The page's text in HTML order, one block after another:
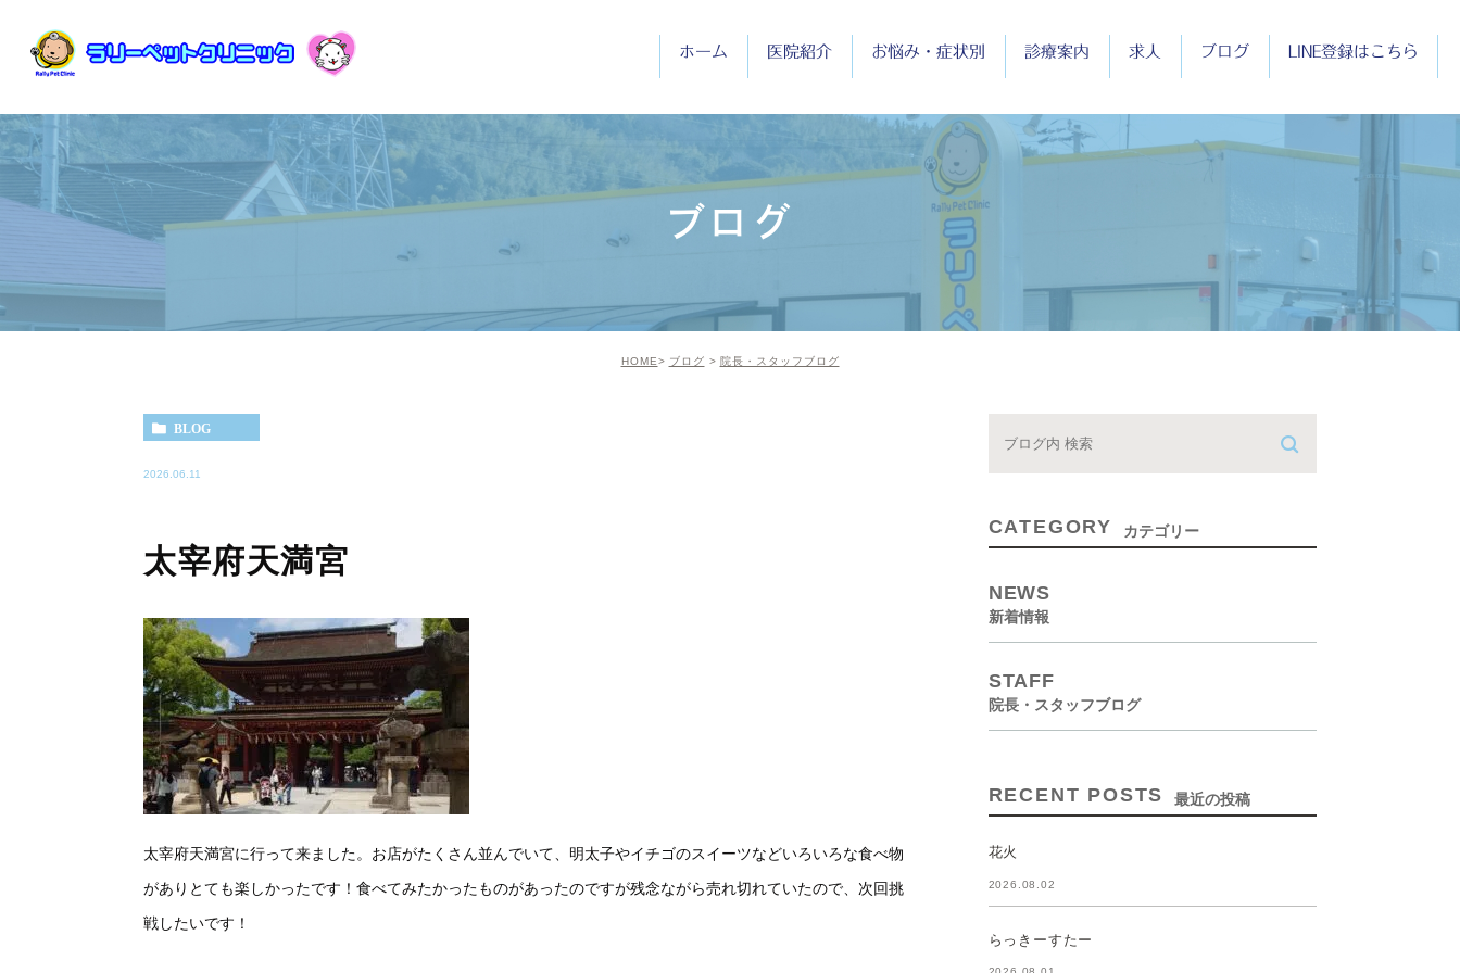
ホーム 医院紹介
院長紹介
診療時間
お悩み・症状別 診療案内 求人 ブログ LINE登録はこちら
ブログ
HOME ブログ 院長・スタッフブログ
BLOG
2026.06.11
太宰府天満宮
太宰府天満宮に行って来ました。お店がたくさん並んでいて、明太子やイチゴのスイーツなどいろいろな食べ物
がありとても楽しかったです！食べてみたかったものがあったのですが残念ながら売れ切れていたので、次回挑
戦したいです！
CATEGORY カテゴリー
NEWS
新着情報
STAFF
院長・スタッフブログ
RECENT POSTS 最近の投稿
花火
2026.08.02
らっきーすたー